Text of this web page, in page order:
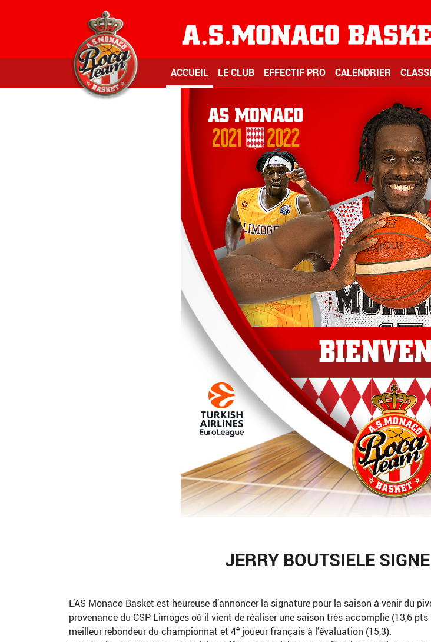
ACCUEIL LE CLUB EFFECTIF PRO CALENDRIER
JERRY BOUTSIELE
L’AS Monaco Basket est heureuse d’annoncer la signature pour la saison à venir du
provenance du CSP Limoges où il vient de réaliser une saison très accomplie (13,6
meilleur rebondeur du championnat et 4e joueur français à l’évaluation (15,3).